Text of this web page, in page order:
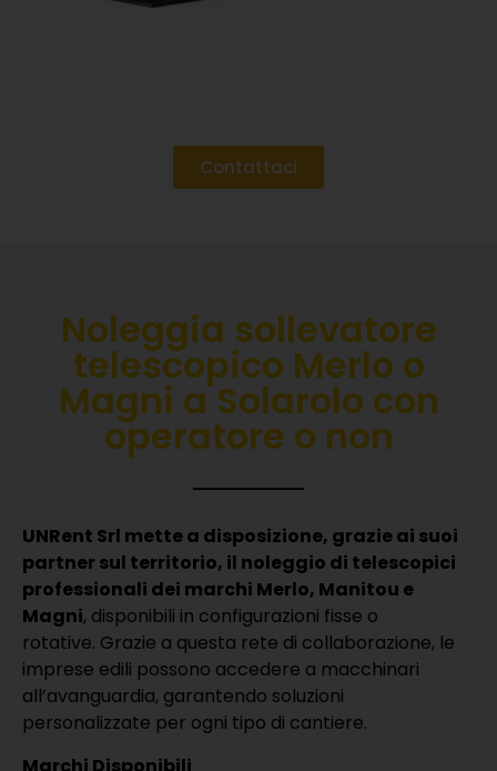
Contattaci
Noleggia sollevatore
telescopico Merlo o
Magni a Solarolo con
operatore o non
UNRent Srl mette a disposizione, grazie ai suoi
partner sul territorio, il noleggio di telescopici
professionali dei marchi Merlo, Manitou e
Magni, disponibili in configurazioni fisse o
rotative. Grazie a questa rete di collaborazione, le
imprese edili possono accedere a macchinari
all’avanguardia, garantendo soluzioni
personalizzate per ogni tipo di cantiere.
Marchi Disponibili